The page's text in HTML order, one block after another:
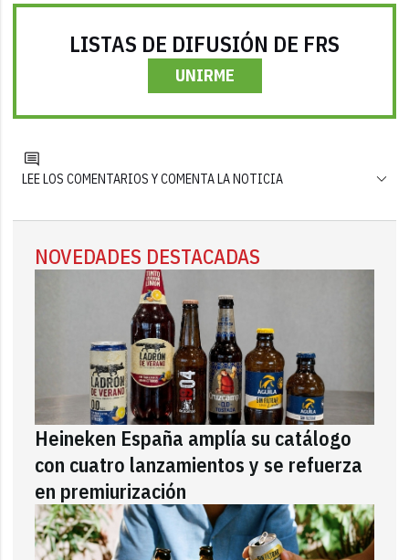
LISTAS DE DIFUSIÓN DE FRS
UNIRME
LEE LOS COMENTARIOS Y COMENTA LA NOTICIA
NOVEDADES DESTACADAS
Heineken España amplía su catálogo
con cuatro lanzamientos y se refuerza
en premiurización